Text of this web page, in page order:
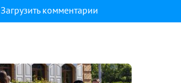
Загрузить комментарии